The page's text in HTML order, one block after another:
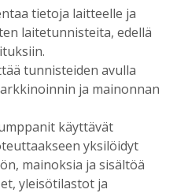
ovat yrityksen kivijalka –
juhlittiin 20-vuotista
10.8.2026 08:09
tietoja laitteelle ja
laitetunnisteita, edellä
tunnisteiden avulla
ja mainonnan
käyttävät
yksilöidyt
mainoksia ja sisältöä
yleisötilastot ja